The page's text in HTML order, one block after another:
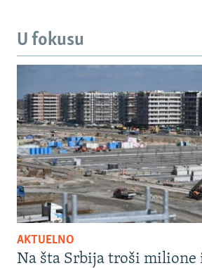
U fokusu
AKTUELNO
Na šta Srbija troši milione